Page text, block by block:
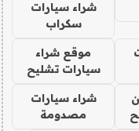
شراء سيارات
سكراب
موقع شراء
سيارات تشليح
شراء سيارات
مصدومة